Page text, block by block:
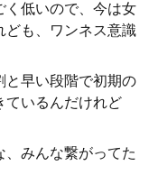
く低いので、今は女
ども、ワンネス意識
と早い段階で初期の
ているんだけれど
みんな繋がってた